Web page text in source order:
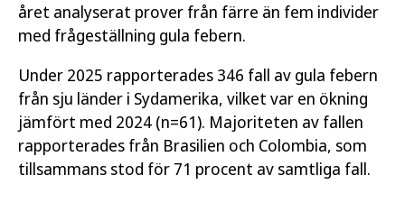
året analyserat prover från färre än fem individer
med frågeställning gula febern.
Under 2025 rapporterades 346 fall av gula febern
från sju länder i Sydamerika, vilket var en ökning
jämfört med 2024 (n=61). Majoriteten av fallen
rapporterades från Brasilien och Colombia, som
tillsammans stod för 71 procent av samtliga fall.